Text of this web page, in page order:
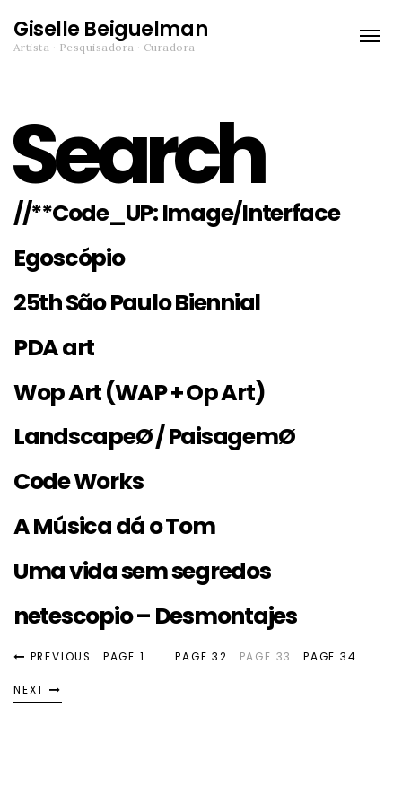
Giselle Beiguelman
Artista · Pesquisadora · Curadora
Toggle
Search
//**Code_UP: Image/Interface
Egoscópio
25th São Paulo Biennial
PDA art
Wop Art (WAP + Op Art)
LandscapeØ / PaisagemØ
Code Works
A Música dá o Tom
Uma vida sem segredos
netescopio – Desmontajes
PREVIOUS PAGE 1 … PAGE 32 PAGE 33 PAGE 34
NEXT